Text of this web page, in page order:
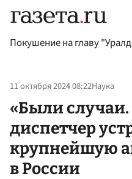
Покушение на главу
11 октября 2024 08:22Наука
«Были
диспетчер
крупнейшую
в России